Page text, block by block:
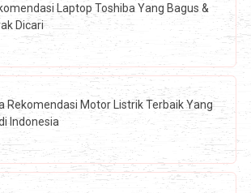
Laptop Toshiba Yang Bagus &
Dicari
Rekomendasi Motor Listrik Terbaik Yang
Indonesia